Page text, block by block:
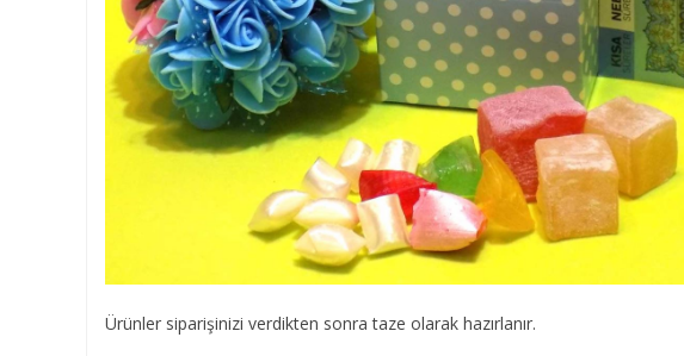
Ürünler siparişinizi verdikten sonra taze olarak hazırlanır.